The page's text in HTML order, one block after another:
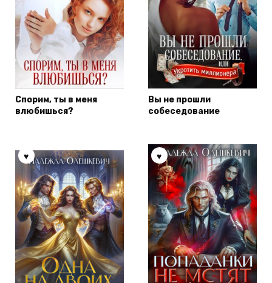
Спорим, ты в меня
влюбишься?
Вы не прошли
собеседование